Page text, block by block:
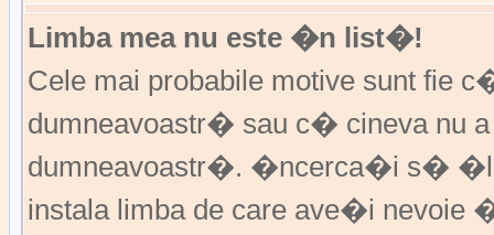
Limba mea nu este �n list�!
Cele mai probabile motive sunt fie
dumneavoastr� sau c� cineva nu
dumneavoastr�. �ncerca�i s� �l
instala limba de care ave�i